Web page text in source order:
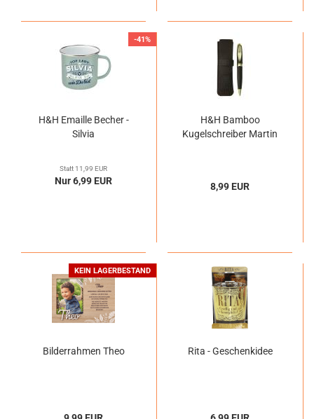
-41%
H&H Emaille Becher -
Silvia
Statt 11,99 EUR
Nur 6,99 EUR
H&H Bamboo
Kugelschreiber Martin
8,99 EUR
KEIN LAGERBESTAND
Bilderrahmen Theo Rita - Geschenkidee